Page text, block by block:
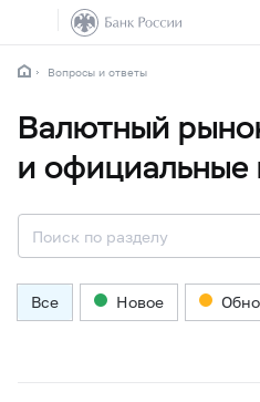
Вопросы и ответы
Валютный
и официальные
Все Новое